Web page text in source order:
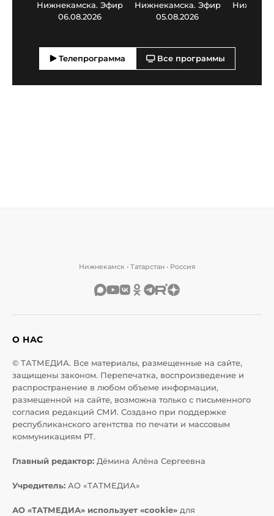
Нижнекамска. Эфир
06.08.2026
Нижнекамска. Эфир
05.08.2026
Телепрограмма Все программы
Нижнекамск • Татарстан • Россия
О НАС
© ТАТМЕДИА. Все материалы, размещенные на сайте,
защищены законом. Перепечатка, воспроизведение и
распространение в любом объеме информации,
размещенной на сайте, возможна только с письменного
согласия редакций СМИ. Создано при поддержке
республиканского агентства по печати и массовым
коммуникациям РТ.
Главный редактор: Дёмина Алёна Сергеевна
Учредитель: АО «ТАТМЕДИА»
АО «ТАТМЕДИА» использует «cookie» для